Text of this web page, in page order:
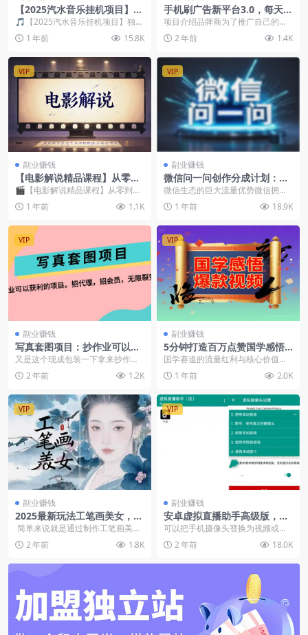
【2025汽水音乐挂机项目】独
家技术，红利期月入5k，新手
也能轻松上手！
🎵【2025汽水音乐挂机项目】独家
技术，红利期月入5k，新手也能轻
松上手！在数字...
1 年前 15.8K
手机刷广告新平台3.0，每天轻
松100+，当天提现 秒到账
项目介绍品牌商为了推广自己的品
牌和产品，在APP平台上投放广
告。我们普通用户去看...
2 年前 1.4K
VIP
副业赚钱
【电影解说精品课程】从零到
精通，打造爆款影视解说内
容！
🎬【电影解说精品课程】从零到精
通，打造爆款影视解说内容！影视
解说已经成为短视频领...
1 年前 1.1K
VIP
副业赚钱
微信问一问创作分成计划：月
入5000+的流量变现秘籍！
微信生态的巨大流量优势微信拥有8
亿多的庞大用户群体，这无疑是创
作者们梦寐以求的流...
1 年前 18.9K
VIP
副业赚钱
写真套图项目：抄作业可以获
利的项目。招代理，招会员，
无限裂变变现
又是这个现成包装一下拿来抄作业
可以获利的项目。招代理，招会
员，无限裂变。
2 年前 1.2K
VIP
副业赚钱
5分钟打造百万点赞国学感悟
视频：抖音视频号爆款方法论
国学赛道的流量红利与核心价值在
抖音、视频号等平台，国学类内容
凭借文化底蕴与情感共...
1 年前 2.0K
VIP
副业赚钱
2025最新玩法工笔画美女，一
个视频30万播放
简单来说就是通过制作工笔画美女
得视频发布到视频号涨粉变现全程
都是由A...
2 年前 1.8K
VIP
副业赚钱
安卓虚拟直播助手高级版，可
以把手机摄像头替换为视频或
可以把手机摄像头替换为视频或者
照片。 会员可免费获取全站资源，
立即开...
2 年前 18.0K